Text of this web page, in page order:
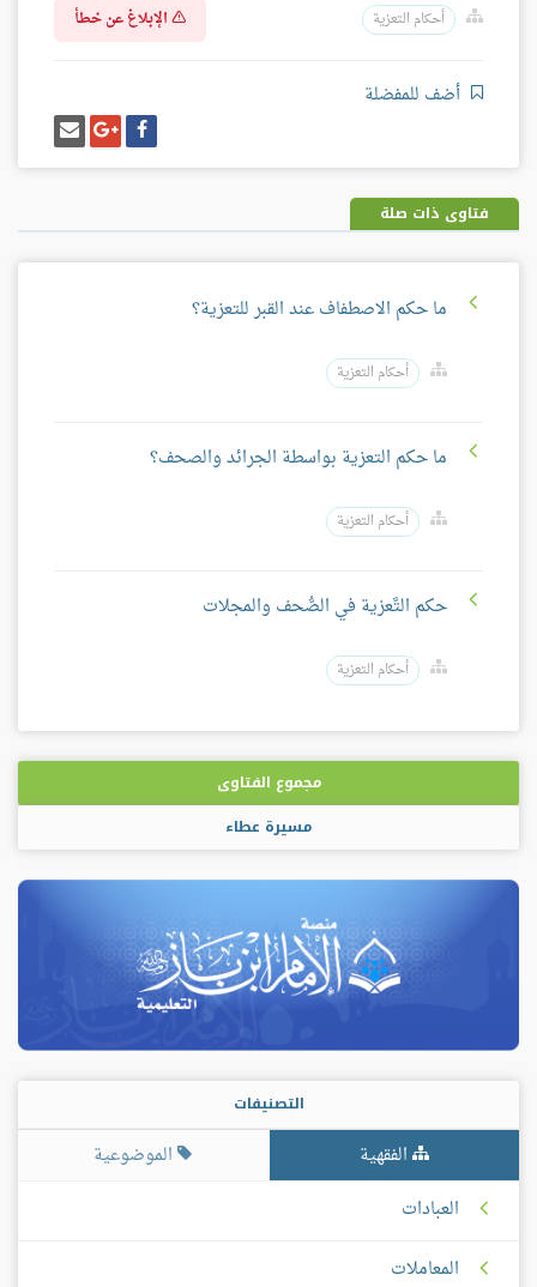
أحكام التعزية الإبلاغ عن خطأ
أضف للمفضلة
شارك
على
فيسبوك
شارك
على
غوغل
بلس
إرسل
إيميل
فتاوى ذات صلة
ما حكم الاصطفاف عند القبر للتعزية؟
أحكام التعزية
ما حكم التعزية بواسطة الجرائد والصحف؟
أحكام التعزية
حكم التَّعزية في الصُّحف والمجلات
أحكام التعزية
مجموع الفتاوى
مسيرة عطاء
التصنيفات
الفقهية
الموضوعية
العبادات
المعاملات